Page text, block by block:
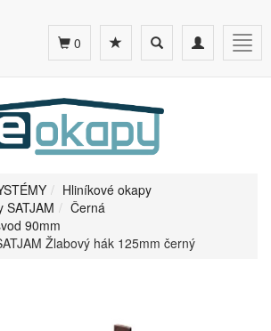
Toggle
navigation
Toggle
search
0
Hliníkové okapy
SATJAM
Černá
90mm
Žlabový hák 125mm černý